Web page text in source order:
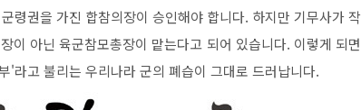
령권을 가진 합참의장이 승인해야 합니다. 하지만 기무사가 작
이 아닌 육군참모총장이 맡는다고 되어 있습니다. 이렇게 되면
라고 불리는 우리나라 군의 폐습이 그대로 드러납니다.